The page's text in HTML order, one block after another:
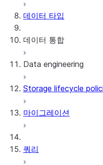
데이터 타입
데이터 통합
Snowflake
Apache Iceberg™
Apache
Data engineering
데이터 로딩
동적 테이블
Storage lifecycle
마이그레이션
쿼리